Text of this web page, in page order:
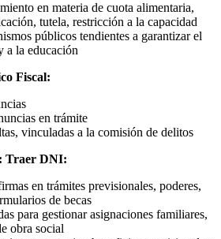
en materia de cuota alimentaria,
tutela, restricción a la capacidad
públicos tendientes a garantizar el
a la educación
Fiscal:
en trámite
vinculadas a la comisión de delitos
Traer DNI:
en trámites previsionales, poderes,
de becas
para gestionar asignaciones familiares,
obra social